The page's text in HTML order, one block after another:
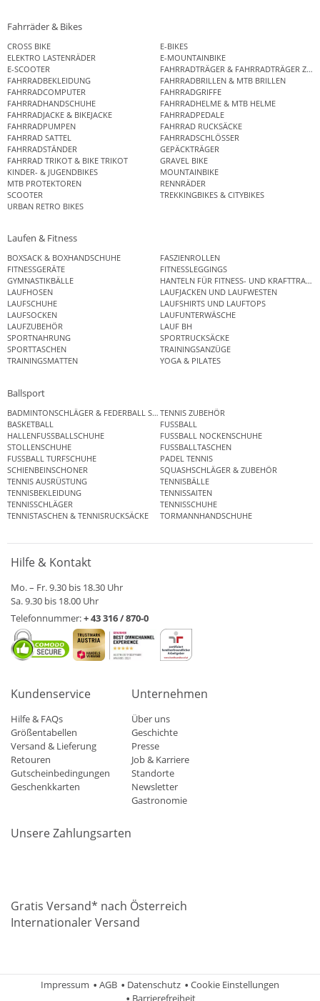
Fahrräder & Bikes
CROSS BIKE
E-BIKES
ELEKTRO LASTENRÄDER
E-MOUNTAINBIKE
E-SCOOTER
FAHRRADTRÄGER & FAHRRADTRÄGER
FAHRRADBEKLEIDUNG
FAHRRADBRILLEN & MTB BRILLEN
FAHRRADCOMPUTER
FAHRRADGRIFFE
FAHRRADHANDSCHUHE
FAHRRADHELME & MTB HELME
FAHRRADJACKE & BIKEJACKE
FAHRRADPEDALE
FAHRRADPUMPEN
FAHRRAD RUCKSÄCKE
FAHRRAD SATTEL
FAHRRADSCHLÖSSER
FAHRRADSTÄNDER
GEPÄCKTRÄGER
FAHRRAD TRIKOT & BIKE TRIKOT
GRAVEL BIKE
KINDER- & JUGENDBIKES
MOUNTAINBIKE
MTB PROTEKTOREN
RENNRÄDER
SCOOTER
TREKKINGBIKES & CITYBIKES
URBAN RETRO BIKES
Laufen & Fitness
BOXSACK & BOXHANDSCHUHE
FASZIENROLLEN
FITNESSGERÄTE
FITNESSLEGGINGS
GYMNASTIKBÄLLE
HANTELN FÜR FITNESS- UND
LAUFHOSEN
LAUFJACKEN UND LAUFWESTEN
LAUFSCHUHE
LAUFSHIRTS UND LAUFTOPS
LAUFSOCKEN
LAUFUNTERWÄSCHE
LAUFZUBEHÖR
LAUF BH
SPORTNAHRUNG
SPORTRUCKSÄCKE
SPORTTASCHEN
TRAININGSANZÜGE
TRAININGSMATTEN
YOGA & PILATES
Ballsport
BADMINTONSCHLÄGER & FEDERBALL SETSTENNIS ZUBEHÖR
BASKETBALL
FUSSBALL
HALLENFUSSBALLSCHUHE
FUSSBALL NOCKENSCHUHE
STOLLENSCHUHE
FUSSBALLTASCHEN
FUSSBALL TURFSCHUHE
PADEL TENNIS
SCHIENBEINSCHONER
SQUASHSCHLÄGER & ZUBEHÖR
TENNIS AUSRÜSTUNG
TENNISBÄLLE
TENNISBEKLEIDUNG
TENNISSAITEN
TENNISSCHLÄGER
TENNISSCHUHE
TENNISTASCHEN & TENNISRUCKSÄCKE
TORMANNHANDSCHUHE
Hilfe & Kontakt
Mo. – Fr. 9.30 bis 18.30 Uhr
Sa. 9.30 bis 18.00 Uhr
Telefonnummer:+ 43 316 / 870-0
Kundenservice
Hilfe & FAQs
Größentabellen
Versand & Lieferung
Retouren
Gutscheinbedingungen
Geschenkkarten
Unternehmen
Über uns
Geschichte
Presse
Job & Karriere
Standorte
Newsletter
Gastronomie
Unsere Zahlungsarten
Gratis Versand* nach Österreich
Internationaler Versand
Impressum AGB Datenschutz
Cookie Einstellungen
Barrierefreiheit